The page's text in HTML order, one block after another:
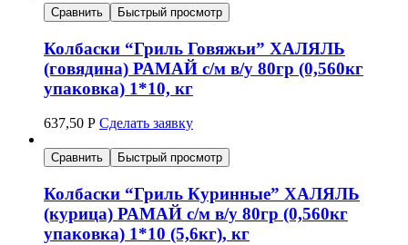
Сравнить Быстрый просмотр
Колбаски “Гриль Говяжьи” ХАЛЯЛЬ
(говядина) РАМАЙ с/м в/у 80гр (0,560кг
упаковка) 1*10, кг
637,50 Р Сделать заявку
Сравнить Быстрый просмотр
Колбаски “Гриль Куринные” ХАЛЯЛЬ
(курица) РАМАЙ с/м в/у 80гр (0,560кг
упаковка) 1*10 (5,6кг), кг